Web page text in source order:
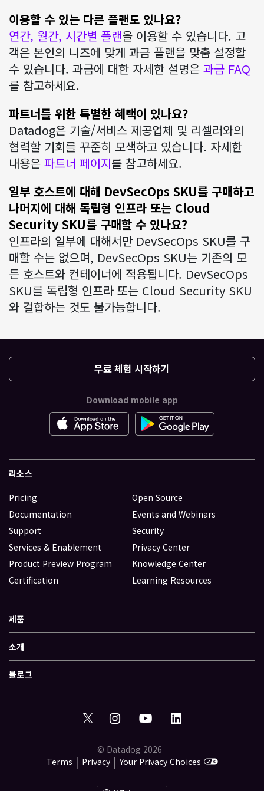
이용할 수 있는 다른 플랜도 있나요?
연간, 월간, 시간별 플랜을 이용할 수 있습니다. 고
객은 본인의 니즈에 맞게 과금 플랜을 맞춤 설정할
수 있습니다. 과금에 대한 자세한 설명은 과금 FAQ
를 참고하세요.
파트너를 위한 특별한 혜택이 있나요?
Datadog은 기술/서비스 제공업체 및 리셀러와의
협력할 기회를 꾸준히 모색하고 있습니다. 자세한
내용은 파트너 페이지를 참고하세요.
일부 호스트에 대해 DevSecOps SKU를 구매하고
나머지에 대해 독립형 인프라 또는 Cloud
Security SKU를 구매할 수 있나요?
인프라의 일부에 대해서만 DevSecOps SKU를 구
매할 수는 없으며, DevSecOps SKU는 기존의 모
든 호스트와 컨테이너에 적용됩니다. DevSecOps
SKU를 독립형 인프라 또는 Cloud Security SKU
와 결합하는 것도 불가능합니다.
무료 체험 시작하기
Download mobile app
제품
리소스
Pricing
Documentation
Support
Services & Enablement
Product Preview Program
Certification
Open Source
Events and Webinars
Security
Privacy Center
Knowledge Center
Learning Resources
소개
블로그
© Datadog 2026
Terms | Privacy|Your Privacy Choices